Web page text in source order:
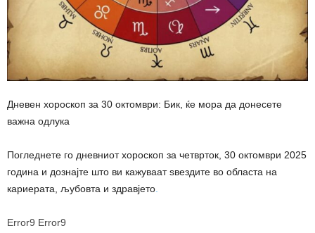
Дневен хороскоп за 30 октомври: Бик, ќе мора да донесете
важна одлука
Погледнете го дневниот хороскоп за четврток, 30 октомври 2025
година и дознајте што ви кажуваат ѕвездите во областа на
кариерата, љубовта и здравјето
Error9 Error9